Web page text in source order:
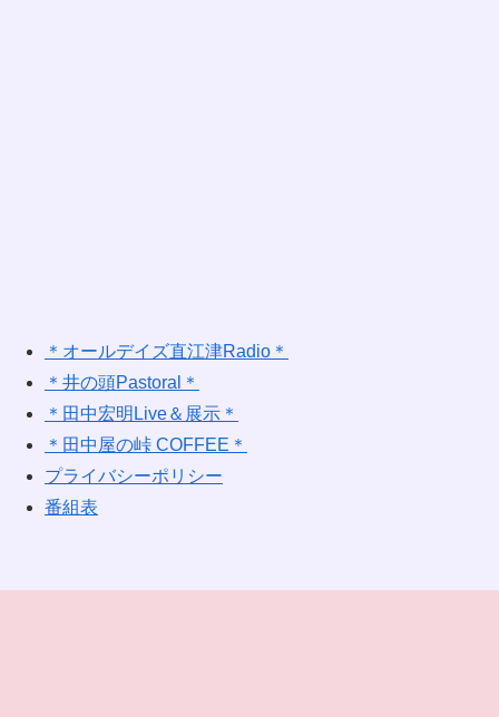
＊オールデイズ直江津Radio＊
＊井の頭Pastoral＊
＊田中宏明Live＆展示＊
＊田中屋の峠 COFFEE＊
プライバシーポリシー
番組表